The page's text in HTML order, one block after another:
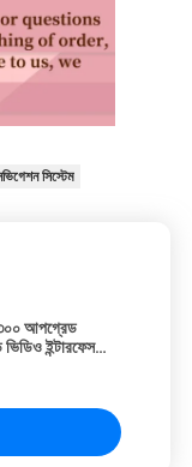
সিস্টেম
আপগ্রেড
ভিডিও ইন্টারফেস